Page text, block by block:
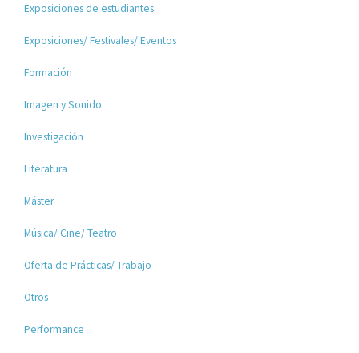
Exposiciones de estudiantes
Exposiciones/ Festivales/ Eventos
Formación
Imagen y Sonido
Investigación
Literatura
Máster
Música/ Cine/ Teatro
Oferta de Prácticas/ Trabajo
Otros
Performance